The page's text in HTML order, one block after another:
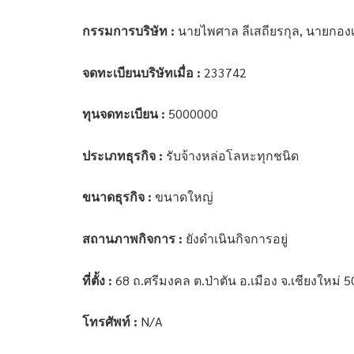
กรรมการบริษัท : นายไพศาล ลีเสถียรกุล, นายกอ
จดทะเบียนบริษัทเมื่อ : 233742
ทุนจดทะเบียน : 5000000
ประเภทธุรกิจ : รับจ้างหล่อโลหะทุกชนิด
ขนาดธุรกิจ : ขนาดใหญ่
สถานภาพกิจการ : ยังดำเนินกิจการอยู่
ที่ตั้ง : 68 ถ.ศรีมงคล ต.ป่าตัน อ.เมือง จ.เชียงใหม่
โทรศัพท์ : N/A